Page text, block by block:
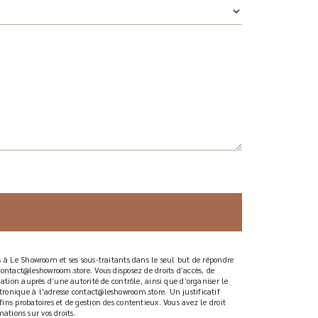
Le Showroom et ses sous-traitants dans le seul but de répondre
Vous disposez de droits d’accès, de
auprès d’une autorité de contrôle, ainsi que d’organiser le
à l'adresse contact@leshowroom.store. Un justificatif
probatoires et de gestion des contentieux. Vous avez le droit
sur vos droits.